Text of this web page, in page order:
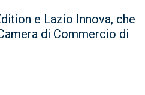
e Lazio Innova, che
di Commercio di